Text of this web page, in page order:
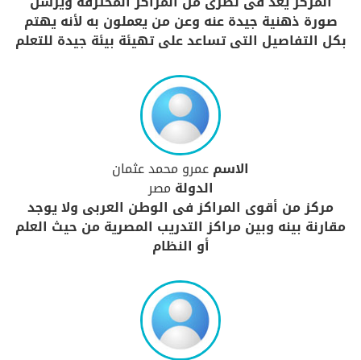
صورة ذهنية جيدة عنه وعن من يعملون به لأنه يهتم
بكل التفاصيل التى تساعد على تهيئة بيئة جيدة للتعلم
الاسمعمرو محمد عثمان
الدولة مصر
مركز من أقوى المراكز فى الوطن العربى ولا يوجد
مقارنة بينه وبين مراكز التدريب المصرية من حيث العلم
أو النظام